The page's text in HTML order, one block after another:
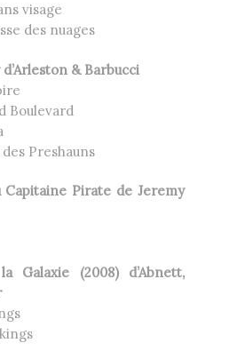
visage
des nuages
& Barbucci
Boulevard
Preshauns
Capitaine Pirate de Jeremy
Galaxie (2008) d’Abnett,